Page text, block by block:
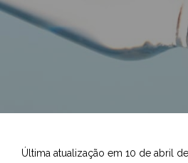
Última atualização em 10 de abril